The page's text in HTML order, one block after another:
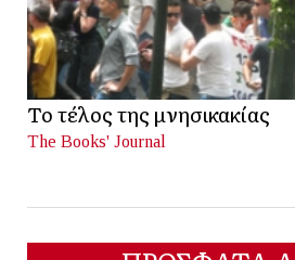
Το τέλος της μνησικακίας
The Books' Journal